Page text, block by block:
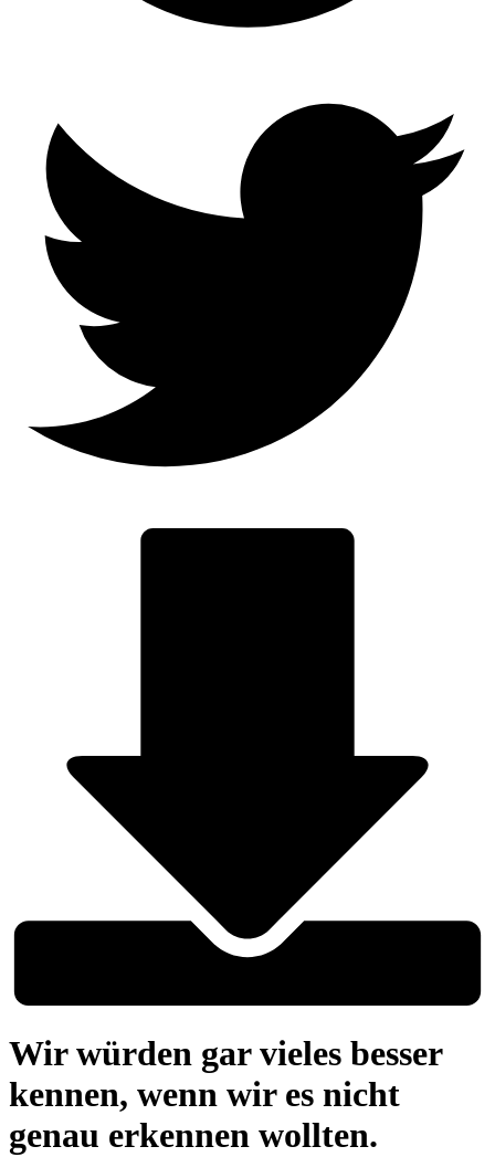
Wir würden gar vieles besser
kennen, wenn wir es nicht
genau erkennen wollten.